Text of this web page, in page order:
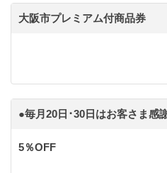
大阪市プレミアム付商品券
●毎月20日･30日はお客さま感
5％OFF